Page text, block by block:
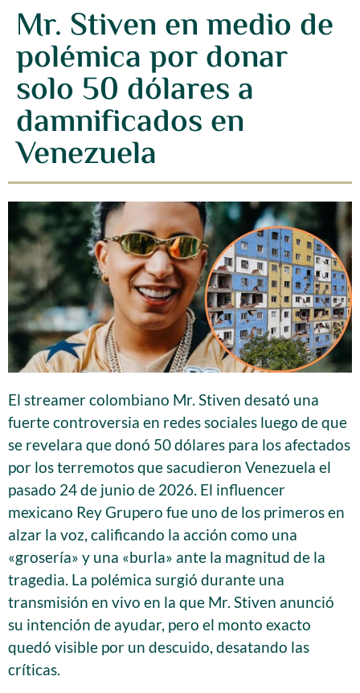
Mr. Stiven en medio de
polémica por donar
solo 50 dólares a
damnificados en
Venezuela
El streamer colombiano Mr. Stiven desató una
fuerte controversia en redes sociales luego de que
se revelara que donó 50 dólares para los afectados
por los terremotos que sacudieron Venezuela el
pasado 24 de junio de 2026. El influencer
mexicano Rey Grupero fue uno de los primeros en
alzar la voz, calificando la acción como una
«grosería» y una «burla» ante la magnitud de la
tragedia. La polémica surgió durante una
transmisión en vivo en la que Mr. Stiven anunció
su intención de ayudar, pero el monto exacto
quedó visible por un descuido, desatando las
críticas.